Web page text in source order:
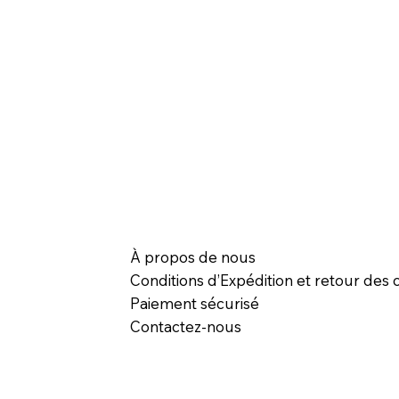
À propos de nous
Conditions d’Expédition et retour des
Paiement sécurisé
Contactez-nous